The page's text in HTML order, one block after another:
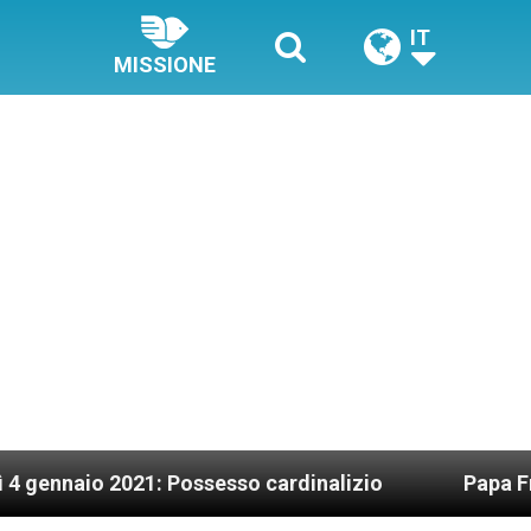
MISSIONE
IT
Possesso cardinalizio Papa Francesco: